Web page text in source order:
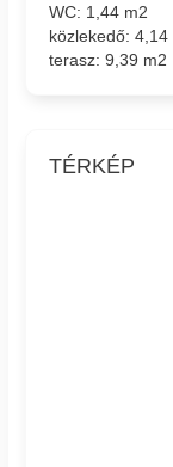
WC: 1,44 m2
közlekedő: 4,14
terasz: 9,39 m2
TÉRKÉP